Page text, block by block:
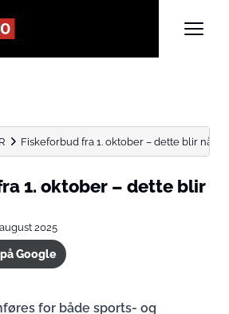
Fiskeforbud fra 1. oktober – dette blir nå
1. oktober – dette blir
2025
Google
for både sports- og